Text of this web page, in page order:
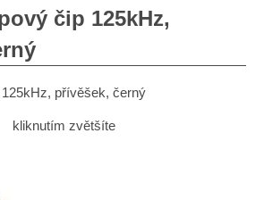
čip 125kHz,
přívěšek, černý
kliknutím zvětšíte